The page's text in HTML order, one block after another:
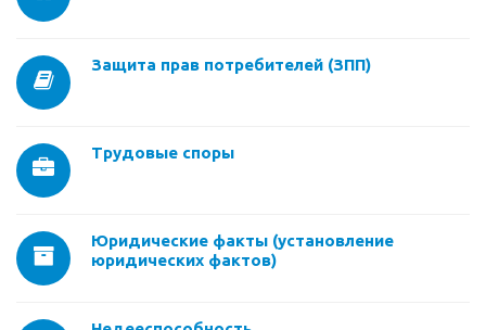
Защита прав потребителей (ЗПП)
Трудовые споры
Юридические факты (установление
юридических фактов)